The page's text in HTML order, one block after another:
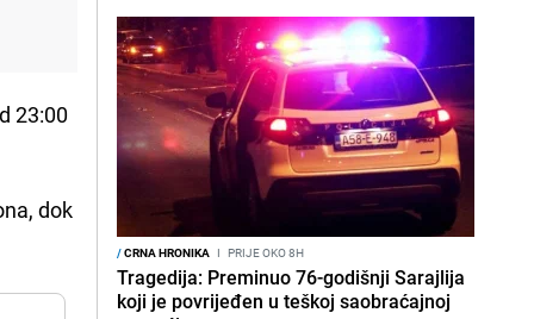
23:00
dok
/CRNA HRONIKA I PRIJE OKO 8H
Tragedija: Preminuo 76-godišnji Sarajlija
koji je povrijeđen u teškoj saobraćajnoj